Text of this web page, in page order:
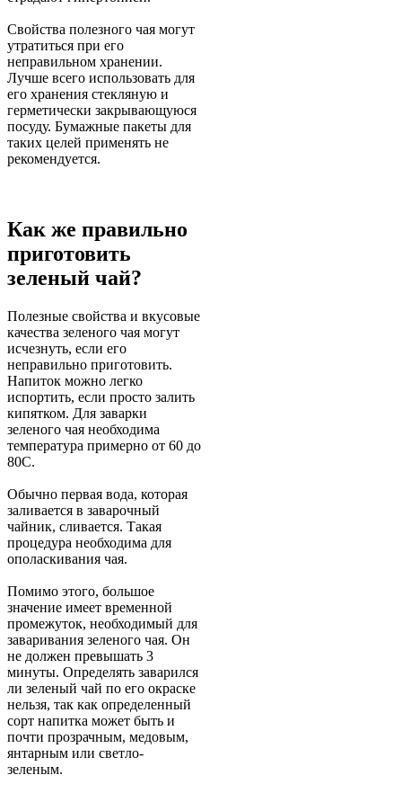
Свойства полезного чая могут
утратиться при его
неправильном хранении.
Лучше всего использовать для
его хранения стекляную и
герметически закрывающуюся
посуду. Бумажные пакеты для
таких целей применять не
рекомендуется.
Как же правильно
приготовить
зеленый чай?
Полезные свойства и вкусовые
качества зеленого чая могут
исчезнуть, если его
неправильно приготовить.
Напиток можно легко
испортить, если просто залить
кипятком. Для заварки
зеленого чая необходима
температура примерно от 60 до
80С.
Обычно первая вода, которая
заливается в заварочный
чайник, сливается. Такая
процедура необходима для
ополаскивания чая.
Помимо этого, большое
значение имеет временной
промежуток, необходимый для
заваривания зеленого чая. Он
не должен превышать 3
минуты. Определять заварился
ли зеленый чай по его окраске
нельзя, так как определенный
сорт напитка может быть и
почти прозрачным, медовым,
янтарным или светло-
зеленым.